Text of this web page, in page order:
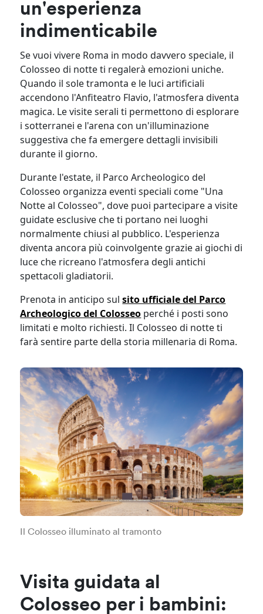
un'esperienza
indimenticabile
Se vuoi vivere Roma in modo davvero speciale, il
Colosseo di notte ti regalerà emozioni uniche.
Quando il sole tramonta e le luci artificiali
accendono l'Anfiteatro Flavio, l'atmosfera diventa
magica. Le visite serali ti permettono di esplorare
i sotterranei e l'arena con un'illuminazione
suggestiva che fa emergere dettagli invisibili
durante il giorno.
Durante l'estate, il Parco Archeologico del
Colosseo organizza eventi speciali come "Una
Notte al Colosseo", dove puoi partecipare a visite
guidate esclusive che ti portano nei luoghi
normalmente chiusi al pubblico. L'esperienza
diventa ancora più coinvolgente grazie ai giochi di
luce che ricreano l'atmosfera degli antichi
spettacoli gladiatorii.
Prenota in anticipo sulsito ufficiale del Parco
Archeologico del Colosseo perché i posti sono
limitati e molto richiesti. Il Colosseo di notte ti
farà sentire parte della storia millenaria di Roma.
Il Colosseo illuminato al tramonto
Visita guidata al
Colosseo per i bambini: